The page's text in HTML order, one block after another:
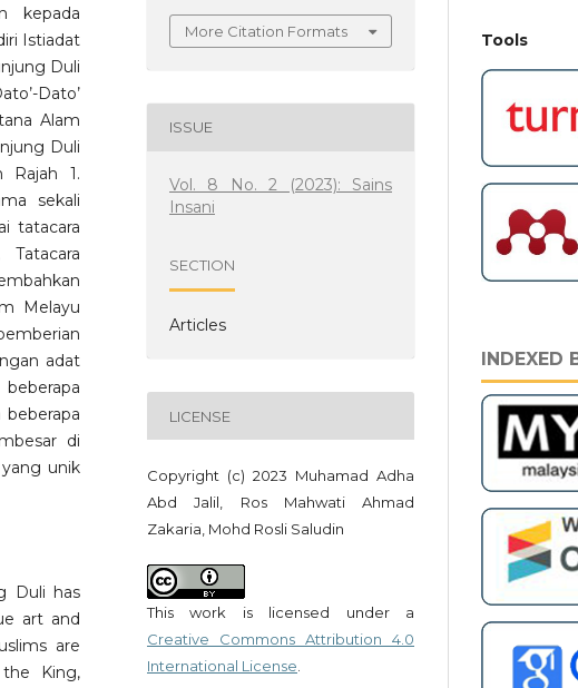
kepada
Istiadat
Duli
Dato’
Alam
Duli
Rajah 1.
sekali
tatacara
Melayu
adat
di
unik
Duli has
art and
are
King,
More Citation Formats
ISSUE
Vol. 8 No. 2 (2023): Sains
Insani
SECTION
Articles
LICENSE
Copyright (c) 2023 Muhamad Adha
Abd Jalil, Ros Mahwati Ahmad
Zakaria, Mohd Rosli Saludin
This work is licensed under a
Creative Commons Attribution 4.0
International License
Tools
INDEXED